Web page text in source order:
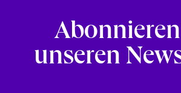
unseren